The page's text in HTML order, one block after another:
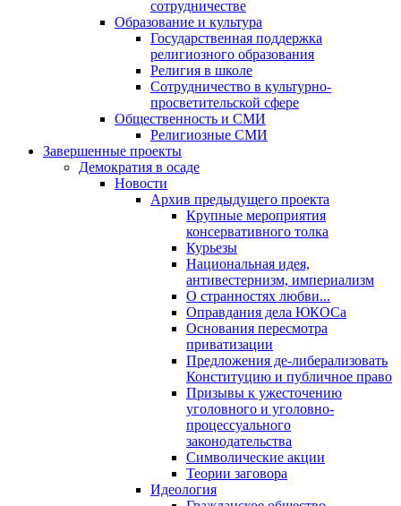
сотрудничестве
Образование и культура
Государственная поддержка
религиозного образования
Религия в школе
Сотрудничество в культурно-
просветительской сфере
Общественность и СМИ
Религиозные СМИ
Завершенные проекты
Демократия в осаде
Новости
Архив предыдущего проекта
Крупные мероприятия
консервативного толка
Курьезы
Национальная идея,
антивестернизм, империализм
О странностях любви...
Оправдания дела ЮКОСа
Основания пересмотра
приватизации
Предложения де-либерализовать
Конституцию и публичное право
Призывы к ужесточению
уголовного и уголовно-
процессуального
законодательства
Символические акции
Теории заговора
Идеология